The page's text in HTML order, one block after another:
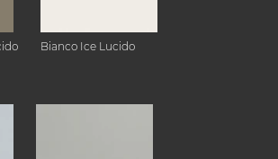
Bianco Ice Lucido